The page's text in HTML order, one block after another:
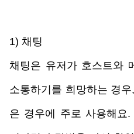
1) 채팅
채팅은 유저가 호스트와
소통하기를 희망하는 경
은 경우에 주로 사용해요